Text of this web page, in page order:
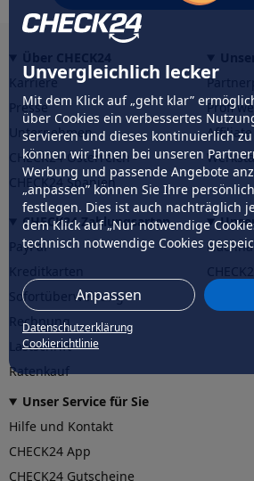
Unvergleichlich lecker
Mit dem Klick auf „geht klar”
über Cookies ein verbessertes
servieren und dieses kontinuierlich zu
können wir Ihnen bei unseren
Werbung und passende Angebote
„anpassen” können Sie Ihre
festlegen. Dies ist auch nachträglich
dem Klick auf „Nur notwendige
technisch notwendige Cookies
Anpassen
Datenschutzerklärung
Cookierichtlinie
Karriere
Presse
Unternehmen
CHECK24 Österreich
CHECK24 Spanien
Profi
CHECK24 Zahlungsarten
PayPal
Sofortüberweisung
Rechnung
Lastschrift
Ratenkauf
Unser Service für Sie
Hilfe und Kontakt
CHECK24 App
CHECK24 Gutscheine